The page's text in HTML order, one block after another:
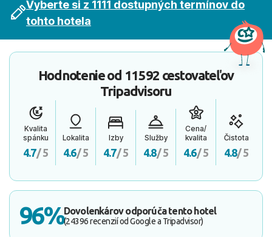
Vyberte si z 1111 dostupných termínov do
tohto hotela
Hodnotenie od 11592 cestovateľov
Tripadvisoru
Kvalita
spánku
4.7/ 5
Lokalita
4.6/ 5
Izby
4.7/ 5
Služby
4.8/ 5
Cena/
kvalita
4.6/ 5
Čistota
4.8/ 5
96%Dovolenkárov odporúča tento hotel
(24396 recenzií od Google a Tripadvisor)